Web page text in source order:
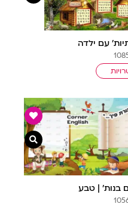
עם ילדה
בנות’ | טבע
צפייה